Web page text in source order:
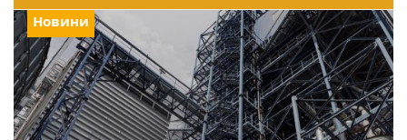
Новини